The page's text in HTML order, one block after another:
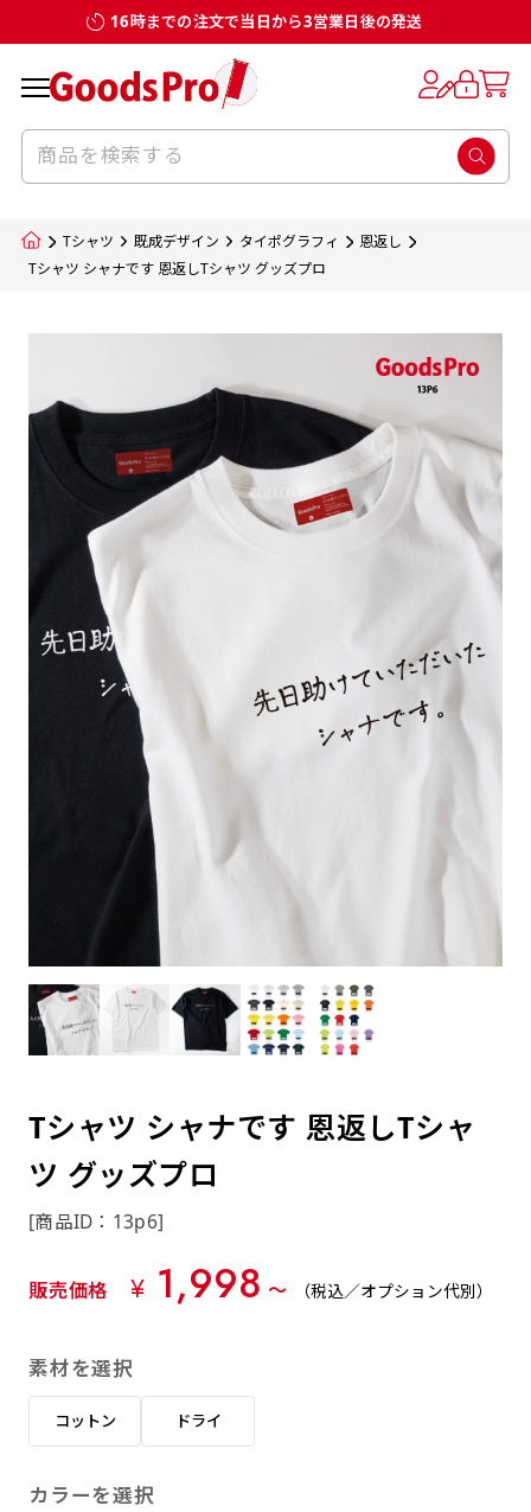
16時までの注文で当日から3営業日後の発送
Tシャツ 既成デザイン タイポグラフィ
恩返し
Tシャツ シャナです 恩返しTシャツ グッズプロ
Tシャツ シャナです 恩返しTシャ
ツ グッズプロ
[商品ID：13p6]
販売価格 ¥ 1,998 〜 （税込／オプション代別）
素材を選択
コットン ドライ
カラーを選択
個数 単価 金額
合計金額 ¥0 （税込）
カートに入れる
お客様からのデータ入稿でのぼり旗を製作
する場合
入稿いただくデータは基本的にイラストレー
のデータとさせていただいております。
で解像度200dp以上必要です）当社の取り扱
いの規格サイズにつきましてはデザインテン
プレートの用意がありますので、ご購入後マ
イページの「購入履歴」よりダウンロードし
てご利用くださいませ。
お客様自身でオリジナルのサイズで製作する
場合につきましてはご希望の仕上がりサイズ
に対して四辺（すべての辺をプラス10ｍｍ）
したサイズで製作ください。（重要な情報な
どについては仕上がりサイズから四辺内側に
20ｍｍ程度内側の範囲内でデザイン校正して
ください）
当社の既製デザインを利用してのぼり旗を
製作したい場合
のぼり旗の改造プランとなりますので改造の
程度によってデザイン加工費用が発生いたし
詳細はお問い合わせください。
リピート
つくった、◯◯のぼり」の様に曖昧でも構い
ません。
リピート（要画像確認）［ +298円 ］
弊社よりJPG画像をお送りします。ご確認のお
入稿（AI／PSD）
購入時の案内に沿って入稿してください。［
デザイン変更なしでのご注文となります。
ルで製品デザインをしたデザインそのものを
指します。当グッズプロで販売として取り扱っ
該当いたします。既製のデザインを応用して自
分だけののぼり旗をつくりたい！などのデザ
イン改造や既製デザインに自分たちの団体の
名前入れや会社のロゴなどを挿入するなどの
相談もお請けしております。
名入れについて
当社の既製のぼり旗に対してお客様の任意の
テキストや企業情報・お店情報などを埋め込
むことができます。ご購入時にご希望の店舗
名などをご記載ください。専任のデザイナー
がバッチリデザインします。書体などのご指
定がなければ、のぼりのイメージに最適のフ
ォントを使用します。基本的にのぼりの下部
にショップ名、社名、電話番号が入ります。
データをお送りいただけましたらロゴの印刷
も出来ます。
お客様が納得するまで何度でもデザインの修
正をしますので、初めての方でもお気軽にご
相談ください。
する場合があります。
セル不可となります。
のぼり旗のデザインをする際に、考えると良
のぼり旗のデザインとしては基本的に左側と
上側にポールを通すミミ（業界用語でチチと
ただ、お客様の飾り付けたい場所の風向きを
もしかしたら左側と上についているよりも右
側と上についていた方が良いと思うかもしれ
ません。
風向きを考えながらチチの向きを決めてから
デザインをするとどの方向でデザインをする
と良いかひらめくかもしれません。デザイン
の方向性につきましてはお客様の好みもあり
ますので、見られる方（お客様）ができる限
り反転したデザインをみるよりも正像でみら
れるデザインを提供したいかと思いますので
その辺を参考にするとよいかもしれません。
サイズ一覧
既製品のサイズについては以下のサイズ表の通
お客様オリジナルサイズで製作をしたい場合
につきましてはお気軽にご相談ください。
みする都合や・最終的なカットをする際の都合
など）のでサイズの指定につきましてはｍｍ単
位は不可となります。最終的なサイズも多少の
ズレ5ｍｍ程度は起きる可能性があります。
よく見かける一般的なのぼり旗のサイズです。
ほとんどのポールや注水台に使用できます。
幅は標準サイズですが高さが30cm 低いです。
近距離の歩行者や、特に女性の目線を意識したい
サイズ一覧
既製品のサイズについては以下のサイズ表の通
お客様オリジナルサイズで製作をしたい場合
につきましてはお気軽にご相談ください。
みする都合や・最終的なカットをする際の都合
など）のでサイズの指定につきましてはｍｍ単
位は不可となります。最終的なサイズも多少の
ズレ5ｍｍ程度は起きる可能性があります。
よく見かける一般的なのぼり旗のサイズです。
ほとんどのポールや注水台に使用できます。
幅は標準サイズですが高さが30cm 低いです。
近距離の歩行者や、特に女性の目線を意識したい
一般的にはチチの位置はのぼり旗に対して上
ポールに通す際には上辺２か所に対してチチ
が左右どちらでものぼり旗自体をポールにく
生地のふちを大きく棒袋状に縫いこみポール
を通す筒をつくります。ポール自体を包み込
むため、耐久性があがり、デザインがより目
立ちます。
カーブ形状の特殊なのぼり旗にも適合する加
工方法となります。
ハトメ加工
ハトメ（鳩目）とは、革や布などに開けた穴
を補強するために取り付けるリングです。壁
側にロープなどで固定して、突風で倒れること
も風向きによってずっと裏向きになってしまう
いこともありません。
上下チチ
チチ無し
のぼり旗のチチについて
一般的にはチチの位置はのぼり旗に対して上
ポールに通す際には上辺２か所に対してチチ
が左右どちらでものぼり旗自体をポールにく
生地のふちを大きく棒袋状に縫いこみポール
を通す筒をつくります。ポール自体を包み込
むため、耐久性があがり、デザインがより目
立ちます。
カーブ形状の特殊なのぼり旗にも適合する加
工方法となります。
ハトメ加工
ハトメ（鳩目）とは、革や布などに開けた穴
を補強するために取り付けるリングです。壁
側にロープなどで固定して、突風で倒れること
も風向きによってずっと裏向きになってしまう
いこともありません。
上チチ 上下チチ 左右チチ
上左右チチ
（上と左右）
ハトメ四隅
補強縫製って何？
補強縫製とはヒートカッター（熱で焼き切る
をあげるために折り返し縫いをすることで風
の影響を受けやすい四辺の強度を増す加工で
各辺のおおむね3～5ｍｍ程度を折り返し、縫
い糸を走らせて補強します。加工をすることで
のぼり旗の１辺～４辺は折り返し加工されま
すのでその部分のホツレや裂けてしまうこと
を防止する効果があります。
棒袋縫いの場合、補強が無償で付いてきます。
チチのついてない長辺・
短辺を補強縫製します
三辺補強
［ +48円 ］
チチのついてない長辺・
四辺補強
生地の種類
ポンジ（一般）
一般的なのぼり旗の生地はポンジといわれる
厚みが約0.14ｍｍのとても薄い生地を使用し
ます。
のぼり旗製作で一番良く使用される生地で
す。生地の厚みが薄く、裏側にインクが浸透
しやすい生地です。
トロピカル（納期+1営業日）
［ +299円 ］
ワンランク厚手のトロピカル（生地の厚みが
ポンジをやや厚くした生地です。ポンジと比
べると約2倍の厚みがあります。タペストリー
スリット（切り込み）加工とは？
スリット（切り込み）を入れることで横幕が
疑似的にのれんのように見せるための加工手
法です。
1本（2分割）
［ +33円 ］
2本（3分割）
［ +66円 ］
［ +99円 ］
4本（5分割）
【注意点】
スリット（切り込み）は均等割りを意識して
カットラインを入れます。
デザインや絵柄をスリット加工時にカットす
る場合があります。